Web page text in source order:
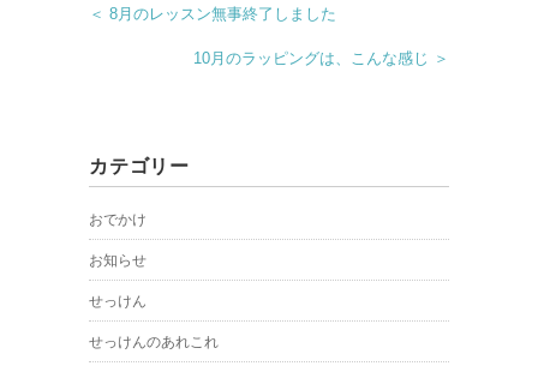
＜ 8月のレッスン無事終了しました
10月のラッピングは、こんな感じ ＞
カテゴリー
おでかけ
お知らせ
せっけん
せっけんのあれこれ